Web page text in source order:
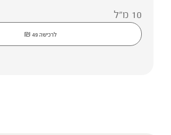
10 מ"ל
לרכישה ₪ 49